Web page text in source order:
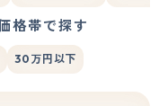
格帯で探す
30万円以下